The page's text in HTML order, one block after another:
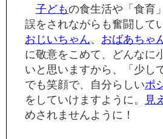
子どもの食生活や「食育
誤をされながらも奮闘して
おじいちゃん、 おばあちゃ
に敬意をこめて、どんなに
いと思いますから、「少し
でも笑顔で、自分らしいポ
をしていけますように。
見
めされませんように！